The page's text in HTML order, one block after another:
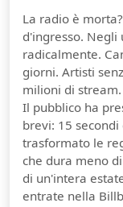
La radio è
d'ingresso. Negli
radicalmente.
giorni. Artisti
milioni di
Il pubblico ha
brevi: 15
trasformato le
che dura meno
di un'intera
entrate nella